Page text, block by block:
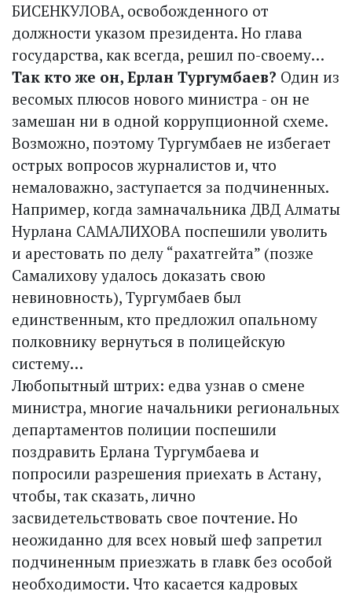
БИСЕНКУЛОВА, освобожденного от
должности указом президента. Но глава
государства, как всегда, решил по-своему…
Так кто же он, Ерлан Тургумбаев? Один из
весомых плюсов нового министра - он не
замешан ни в одной коррупционной схеме.
Возможно, поэтому Тургумбаев не избегает
острых вопросов журналистов и, что
немаловажно, заступается за подчиненных.
Например, когда замначальника ДВД Алматы
Нурлана САМАЛИХОВА поспешили уволить
и арестовать по делу “рахатгейта” (позже
Самалихову удалось доказать свою
невиновность), Тургумбаев был
единственным, кто предложил опальному
полковнику вернуться в полицейскую
систему…
Любопытный штрих: едва узнав о смене
министра, многие начальники региональных
департаментов полиции поспешили
поздравить Ерлана Тургумбаева и
попросили разрешения приехать в Астану,
чтобы, так сказать, лично
засвидетельствовать свое почтение. Но
неожиданно для всех новый шеф запретил
подчиненным приезжать в главк без особой
необходимости. Что касается кадровых